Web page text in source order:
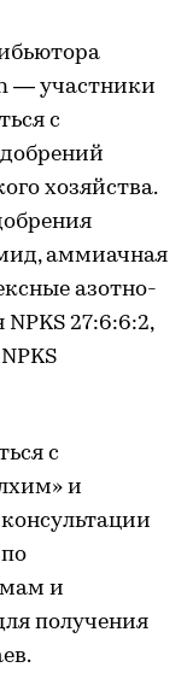
— участники
с
хозяйства.
аммиачная
азотно-
27:6:6:2,
с
и
и
получения